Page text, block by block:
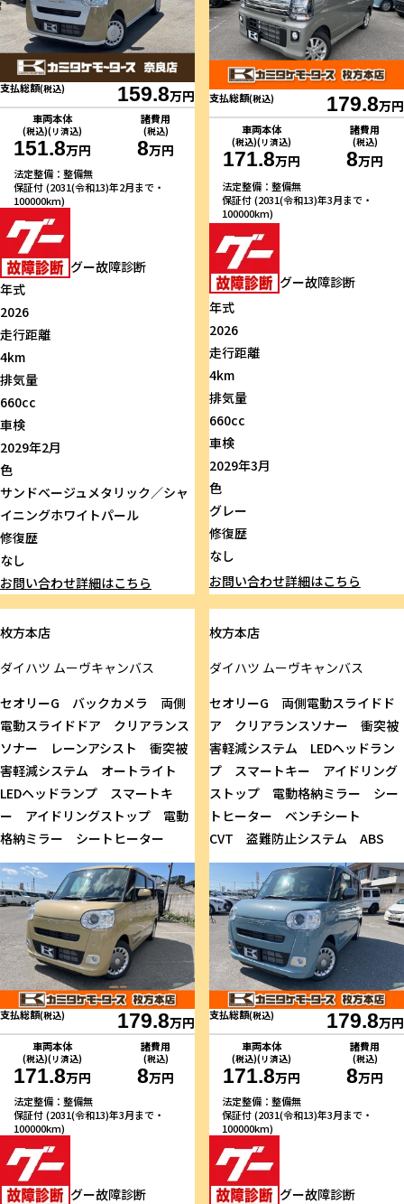
支払総額(税込) 159.8万円
車両本体
(税込)(リ済込)
151.8万円
諸費用
(税込)
8万円
法定整備：整備無
保証付 (2031(令和13)年2月まで・
100000km)
グー故障診断
年式
2026
走行距離
4km
排気量
660cc
車検
2029年2月
色
サンドベージュメタリック／シャ
イニングホワイトパール
修復歴
なし
お問い合わせ詳細はこちら
支払総額(税込) 179.8万円
車両本体
(税込)(リ済込)
171.8万円
諸費用
(税込)
8万円
法定整備：整備無
保証付 (2031(令和13)年3月まで・
100000km)
グー故障診断
年式
2026
走行距離
4km
排気量
660cc
車検
2029年3月
色
グレー
修復歴
なし
お問い合わせ詳細はこちら
枚方本店
ダイハツ ムーヴキャンバス
セオリーG バックカメラ 両側
電動スライドドア クリアランス
ソナー レーンアシスト 衝突被
害軽減システム オートライト
LEDヘッドランプ スマートキ
ー アイドリングストップ 電動
格納ミラー シートヒーター
支払総額(税込) 179.8万円
車両本体
(税込)(リ済込)
171.8万円
諸費用
(税込)
8万円
法定整備：整備無
保証付 (2031(令和13)年3月まで・
100000km)
グー故障診断
枚方本店
ダイハツ ムーヴキャンバス
セオリーG 両側電動スライドド
ア クリアランスソナー 衝突被
害軽減システム LEDヘッドラン
プ スマートキー アイドリング
ストップ 電動格納ミラー シー
トヒーター ベンチシート
CVT 盗難防止システム ABS
支払総額(税込) 179.8万円
車両本体
(税込)(リ済込)
171.8万円
諸費用
(税込)
8万円
法定整備：整備無
保証付 (2031(令和13)年3月まで・
100000km)
グー故障診断